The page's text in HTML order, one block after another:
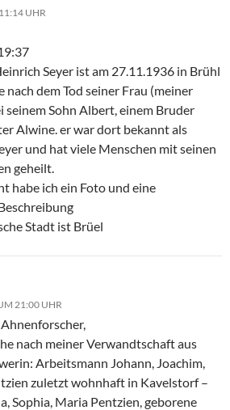
UHR
Seyer ist am 27.11.1936 in Brühl
nach dem Tod seiner Frau (meiner
Sohn Albert, einem Bruder
Alwine. er war dort bekannt als
und hat viele Menschen mit seinen
geheilt.
habe ich ein Foto und eine
Stadt ist Brüel
21:00 UHR
nach meiner Verwandtschaft aus
Arbeitsmann Johann, Joachim,
zuletzt wohnhaft in Kavelstorf –
Sophia, Maria Pentzien, geborene